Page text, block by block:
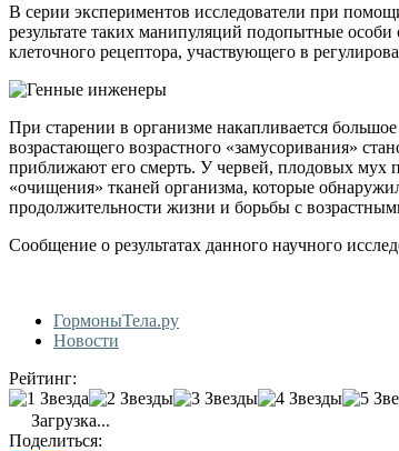
В серии экспериментов исследователи при
результате таких манипуляций подопытные
клеточного рецептора, участвующего в
При старении в организме накапливается
возрастающего возрастного «замусоривания»
приближают его смерть. У червей, плодовых мух
«очищения» тканей организма, которые
продолжительности жизни и борьбы с
Сообщение о результатах данного научного
ГормоныТела.ру
Новости
Рейтинг:
Загрузка...
Поделиться: